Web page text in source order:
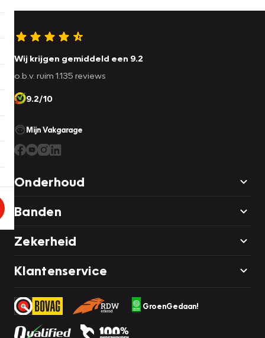
Wij krijgen gemiddeld een 9.2
o.b.v. ruim 1.135 reviews
9.2/10
Mijn Vakgarage
Onderhoud
Banden
Zekerheid
Klantenservice
GroenGedaan!